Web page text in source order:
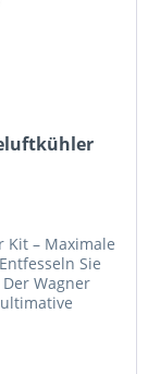
Kit – Maximale
Sie
Wagner
Kit...